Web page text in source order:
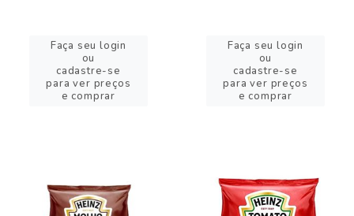
Faça seu login
ou
cadastre-se
para ver preços
e comprar
Faça seu login
ou
cadastre-se
para ver preços
e comprar